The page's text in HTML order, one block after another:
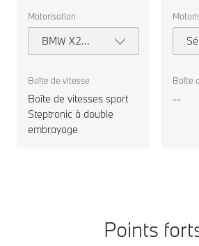
Motorisation
BMW X2
sDrive20d
Boîte de vitesse
Boîte de vitesses sport
Steptronic à double
embrayage
la
Boîte
--
Points